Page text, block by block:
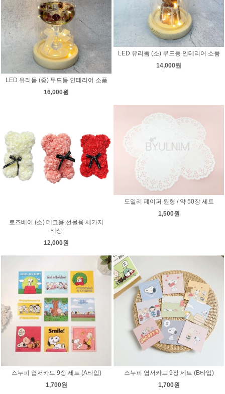
LED 유리돔 (중) 무드등 인테리어 소품
16,000원
LED 유리돔 (소) 무드등 인테리어 소품
14,000원
로즈베어 (소) 데코용,선물용 세가지
색상
12,000원
도일리 페이퍼 원형 / 약 50장 세트
1,500원
스누피 엽서카드 9장 세트 (A타입)
1,700원
스누피 엽서카드 9장 세트 (B타입)
1,700원